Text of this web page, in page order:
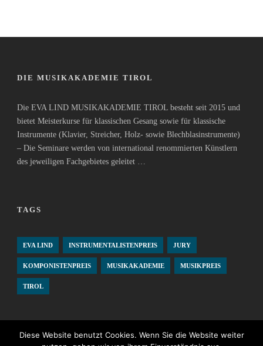
DIE MUSIKAKADEMIE TIROL
Die EVA LIND MUSIKAKADEMIE TIROL besteht seit 2015 und
bietet Meisterkurse für klassischen Gesang sowie für klassische
Instrumente (Klavier, Streicher, Holz- sowie Blechblasinstrumente)
– Die Seminare werden von international renommierten Künstlern
des jeweiligen Fachgebietes geleitet …
TAGS
EVA LIND INSTRUMENTALISTENPREIS JURY
KOMPONISTENPREIS MUSIKAKADEMIE MUSIKPREIS
TIROL
Diese Website benutzt Cookies. Wenn Sie die Website weiter